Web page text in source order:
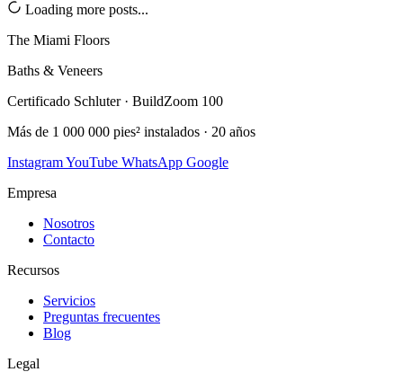
Loading more posts...
The Miami Floors
Baths & Veneers
Certificado Schluter · BuildZoom 100
Más de 1 000 000 pies² instalados · 20 años
InstagramYouTube WhatsApp Google
Empresa
Nosotros
Contacto
Recursos
Servicios
Preguntas frecuentes
Blog
Legal